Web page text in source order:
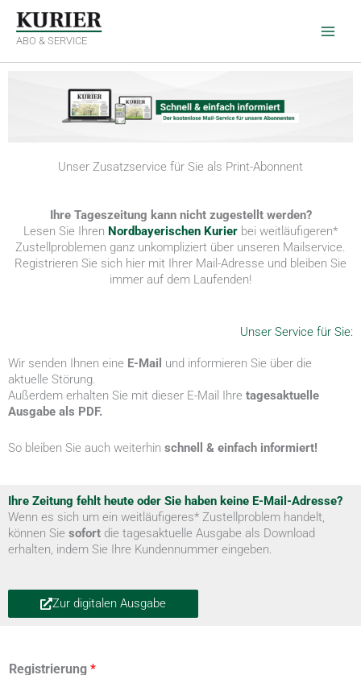
Inhalt
springen
ABO & SERVICE
Unser Zusatzservice für Sie als Print-Abonnent
Ihre Tageszeitung kann nicht zugestellt werden?
Lesen Sie Ihren Nordbayerischen Kurier bei weitläufigeren*
Zustellproblemen ganz unkompliziert über unseren Mailservice.
Registrieren Sie sich hier mit Ihrer Mail-Adresse und bleiben Sie
immer auf dem Laufenden!
Unser Service für Sie:
Wir senden Ihnen eine E-Mail und informieren Sie über die
aktuelle Störung.
Außerdem erhalten Sie mit dieser E-Mail Ihre tagesaktuelle
Ausgabe als PDF.
So bleiben Sie auch weiterhin schnell & einfach informiert!
Ihre Zeitung fehlt heute oder Sie haben keine E-Mail-Adresse?
Wenn es sich um ein weitläufigeres* Zustellproblem handelt,
können Sie sofort die tagesaktuelle Ausgabe als Download
erhalten, indem Sie Ihre Kundennummer eingeben.
Zur digitalen Ausgabe
Registrierung *